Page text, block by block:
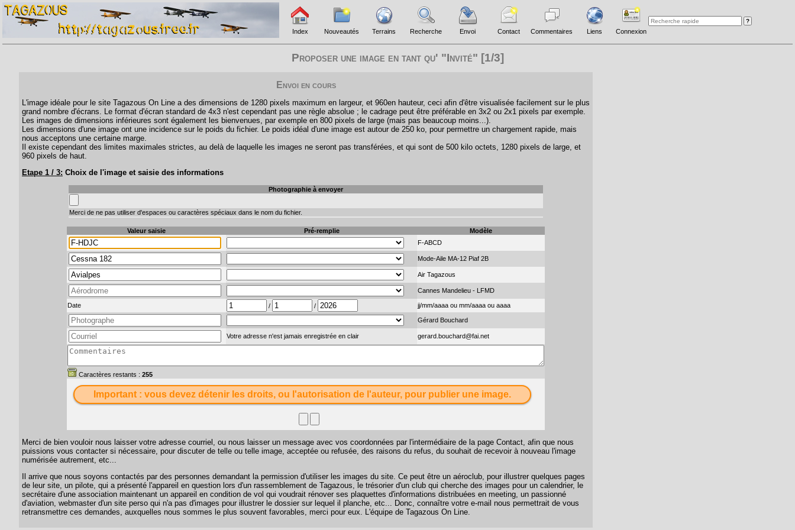
Index Nouveautés Terrains Recherche Envoi Contact Commentaires Liens Connexion
Proposer une image en tant qu' "Invité" [1/3]
Envoi en cours
L'image idéale pour le site Tagazous On Line a des dimensions de 1280 pixels maximum en largeur, et 960en hauteur, ceci afin d'être visualisée facilement sur le plus
grand nombre d'écrans. Le format d'écran standard de 4x3 n'est cependant pas une règle absolue ; le cadrage peut être préférable en 3x2 ou 2x1 pixels par exemple.
Les images de dimensions inférieures sont également les bienvenues, par exemple en 800 pixels de large (mais pas beaucoup moins...).
Les dimensions d'une image ont une incidence sur le poids du fichier. Le poids idéal d'une image est autour de 250 ko, pour permettre un chargement rapide, mais
nous acceptons une certaine marge.
Il existe cependant des limites maximales strictes, au delà de laquelle les images ne seront pas transférées, et qui sont de 500 kilo octets, 1280 pixels de large, et
960 pixels de haut.
Etape 1 / 3: Choix de l'image et saisie des informations
Photographie à envoyer
Merci de ne pas utiliser d'espaces ou caractères spéciaux dans le nom du fichier.
Valeur saisie Pré-remplie
Modèle
F-ABCD
Mode-Aile MA-12 Piaf 2B
Air Tagazous
Cannes Mandelieu - LFMD
Date / / jj/mm/aaaa ou mm/aaaa ou aaaa
Gérard Bouchard
Votre adresse n'est jamais enregistrée en clair gerard.bouchard@fai.net
Caractères restants : 255
Important : vous devez détenir les droits, ou l'autorisation de l'auteur, pour publier une image.
Merci de bien vouloir nous laisser votre adresse courriel, ou nous laisser un message avec vos coordonnées par l'intermédiaire de la page Contact , afin que nous
puissions vous contacter si nécessaire, pour discuter de telle ou telle image, acceptée ou refusée, des raisons du refus, du souhait de recevoir à nouveau l'image
numérisée autrement, etc...
Il arrive que nous soyons contactés par des personnes demandant la permission d'utiliser les images du site. Ce peut être un aéroclub, pour illustrer quelques pages
de leur site, un pilote, qui a présenté l'appareil en question lors d'un rassemblement de Tagazous, le trésorier d'un club qui cherche des images pour un calendrier, le
secrétaire d'une association maintenant un appareil en condition de vol qui voudrait rénover ses plaquettes d'informations distribuées en meeting, un passionné
d'aviation, webmaster d'un site perso qui n'a pas d'images pour illustrer le dossier sur lequel il planche, etc... Donc, connaître votre e-mail nous permettrait de vous
retransmettre ces demandes, auxquelles nous sommes le plus souvent favorables, merci pour eux. L'équipe de Tagazous On Line.